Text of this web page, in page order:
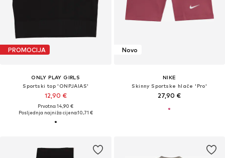
PROMOCIJA
ONLY PLAY GIRLS
Sportski top 'ONPJAIAS'
12,90 €
Prvotno: 14,90 €
Posljednja najniža cijena:10,71 €
Novo
NIKE
Skinny Sportske hlače 'Pro'
27,90 €